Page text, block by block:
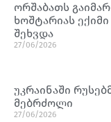
ორშაბათს
ხოშტარიას
შეხვდა
27/06/2026
უკრაინაში
მებრძოლი
27/06/2026